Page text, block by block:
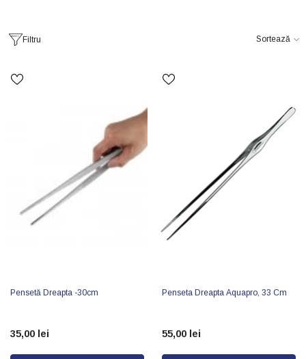
Filtru Sortează
Pensetă Dreapta -30cm
35,00 lei
Penseta Dreapta Aquapro, 33 Cm
55,00 lei